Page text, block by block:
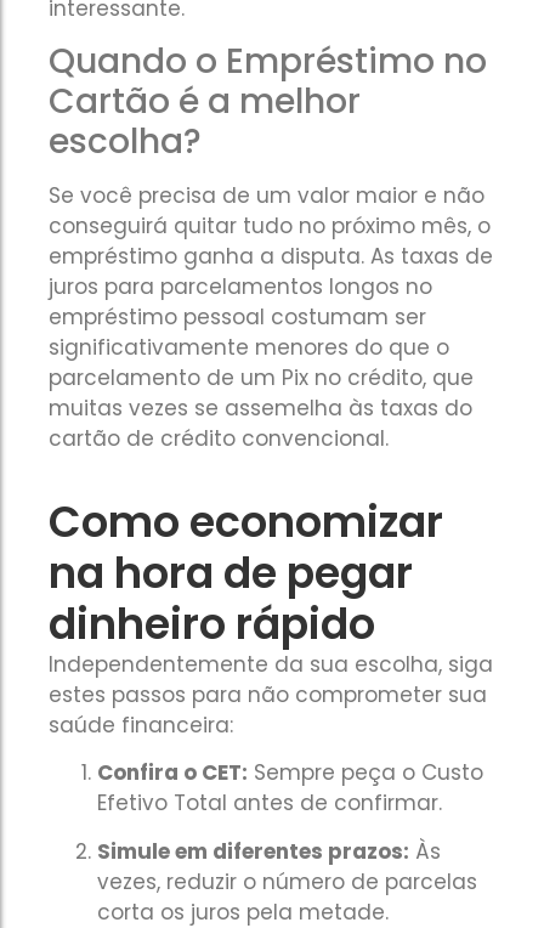
interessante.
Quando o Empréstimo no
Cartão é a melhor
escolha?
Se você precisa de um valor maior e não
conseguirá quitar tudo no próximo mês, o
empréstimo ganha a disputa. As taxas de
juros para parcelamentos longos no
empréstimo pessoal costumam ser
significativamente menores do que o
parcelamento de um Pix no crédito, que
muitas vezes se assemelha às taxas do
cartão de crédito convencional.
Como economizar
na hora de pegar
dinheiro rápido
Independentemente da sua escolha, siga
estes passos para não comprometer sua
saúde financeira:
Confira o CET: Sempre peça o Custo
Efetivo Total antes de confirmar.
Simule em diferentes prazos: Às
vezes, reduzir o número de parcelas
corta os juros pela metade.